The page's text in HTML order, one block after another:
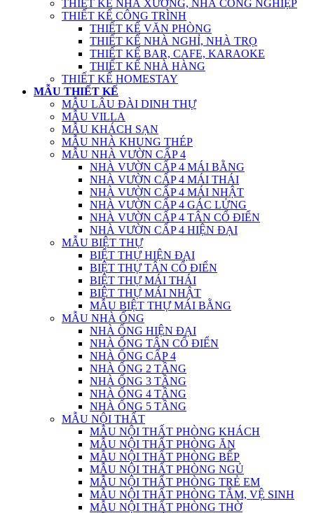
THIẾT KẾ NHÀ XƯỞNG, NHÀ CÔNG NGHIỆP
THIẾT KẾ CÔNG TRÌNH
THIẾT KẾ VĂN PHÒNG
THIẾT KẾ NHÀ NGHỈ, NHÀ TRỌ
THIẾT KẾ BAR, CAFE, KARAOKE
THIẾT KẾ NHÀ HÀNG
THIẾT KẾ HOMESTAY
MẪU THIẾT KẾ
MẪU LÂU ĐÀI DINH THỰ
MẪU VILLA
MẪU KHÁCH SẠN
MẪU NHÀ KHUNG THÉP
MẪU NHÀ VƯỜN CẤP 4
NHÀ VƯỜN CẤP 4 MÁI BẰNG
NHÀ VƯỜN CẤP 4 MÁI THÁI
NHÀ VƯỜN CẤP 4 MÁI NHẬT
NHÀ VƯỜN CẤP 4 GÁC LỬNG
NHÀ VƯỜN CẤP 4 TÂN CỔ ĐIỂN
NHÀ VƯỜN CẤP 4 HIỆN ĐẠI
MẪU BIỆT THỰ
BIỆT THỰ HIỆN ĐẠI
BIỆT THỰ TÂN CỔ ĐIỂN
BIỆT THỰ MÁI THÁI
BIỆT THỰ MÁI NHẬT
MẪU BIỆT THỰ MÁI BẰNG
MẪU NHÀ ỐNG
NHÀ ỐNG HIỆN ĐẠI
NHÀ ỐNG TÂN CỔ ĐIỂN
NHÀ ỐNG CẤP 4
NHÀ ỐNG 2 TẦNG
NHÀ ỐNG 3 TẦNG
NHÀ ỐNG 4 TẦNG
NHÀ ỐNG 5 TẦNG
MẪU NỘI THẤT
MẪU NỘI THẤT PHÒNG KHÁCH
MẪU NỘI THẤT PHÒNG ĂN
MẪU NỘI THẤT PHÒNG BẾP
MẪU NỘI THẤT PHÒNG NGỦ
MẪU NỘI THẤT PHÒNG TRẺ EM
MẪU NỘI THẤT PHÒNG TẮM, VỆ SINH
MẪU NỘI THẤT PHÒNG THỜ